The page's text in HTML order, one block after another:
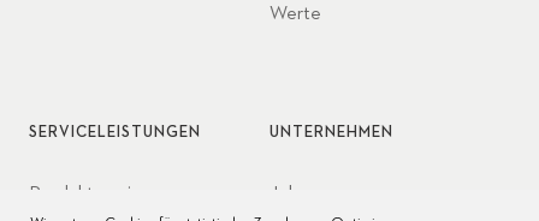
Werte
SERVICELEISTUNGEN
Produktservice
UNTERNEHMEN
Jobs